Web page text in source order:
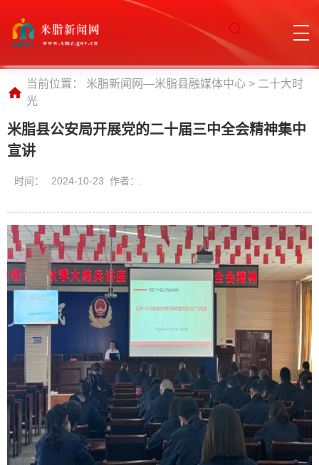
当前位置： 米脂新闻网—米脂县融媒体中心 > 二十大时
光
米脂县公安局开展党的二十届三中全会精神集中
宣讲
时间： 2024-10-23 作者：.